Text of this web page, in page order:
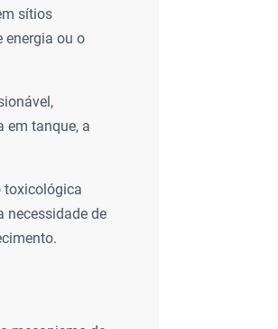
sítios
energia ou o
em tanque, a
toxicológica
necessidade de